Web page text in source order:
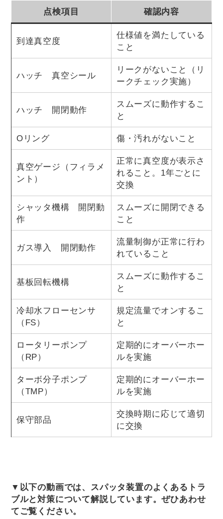
点検項目 確認内容
到達真空度
仕様値を満たしている
こと
ハッチ 真空シール
リークがないこと（リ
ークチェック実施）
ハッチ 開閉動作
スムーズに動作するこ
と
Oリング 傷・汚れがないこと
真空ゲージ（フィラメ
ント）
正常に真空度が表示さ
れること。1年ごとに
交換
シャッタ機構 開閉動
作
スムーズに開閉できる
こと
ガス導入 開閉動作
流量制御が正常に行わ
れていること
基板回転機構
スムーズに動作するこ
と
冷却水フローセンサ
（FS）
規定流量でオンするこ
と
ロータリーポンプ
（RP）
定期的にオーバーホー
ルを実施
ターボ分子ポンプ
（TMP）
定期的にオーバーホー
ルを実施
保守部品
交換時期に応じて適切
に交換
▼以下の動画では、スパッタ装置のよくあるトラ
ブルと対策について解説しています。ぜひあわせ
てご覧ください。